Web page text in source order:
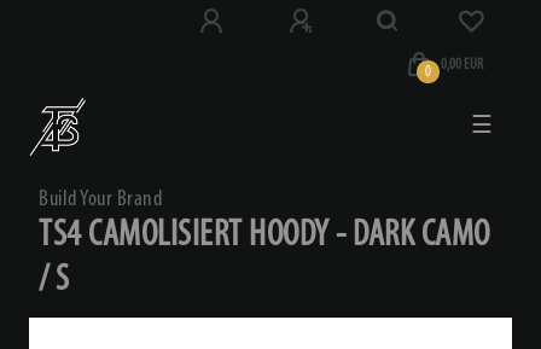
0 0,00 EUR
☰
Build Your Brand
TS4 CAMOLISIERT HOODY - DARK CAMO
/ S